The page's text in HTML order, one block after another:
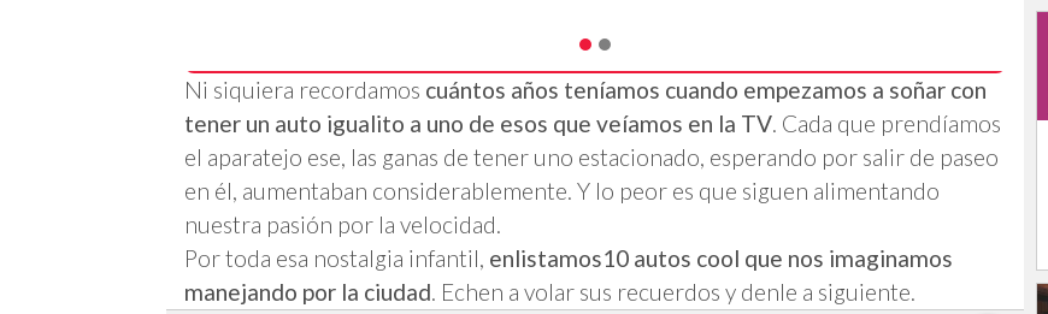
Ni siquiera recordamos cuántos años teníamos cuando empezamos a soñar con
tener un auto igualito a uno de esos que veíamos en la TV. Cada que prendíamos
el aparatejo ese, las ganas de tener uno estacionado, esperando por salir de paseo
en él, aumentaban considerablemente. Y lo peor es que siguen alimentando
nuestra pasión por la velocidad.
Por toda esa nostalgia infantil, enlistamos10 autos cool que nos imaginamos
manejando por la ciudad. Echen a volar sus recuerdos y denle a siguiente.